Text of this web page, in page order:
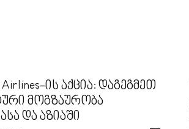
Airlines-ის აქცია: დაგეგმეთ
მოგზაურობა
და აზიაში